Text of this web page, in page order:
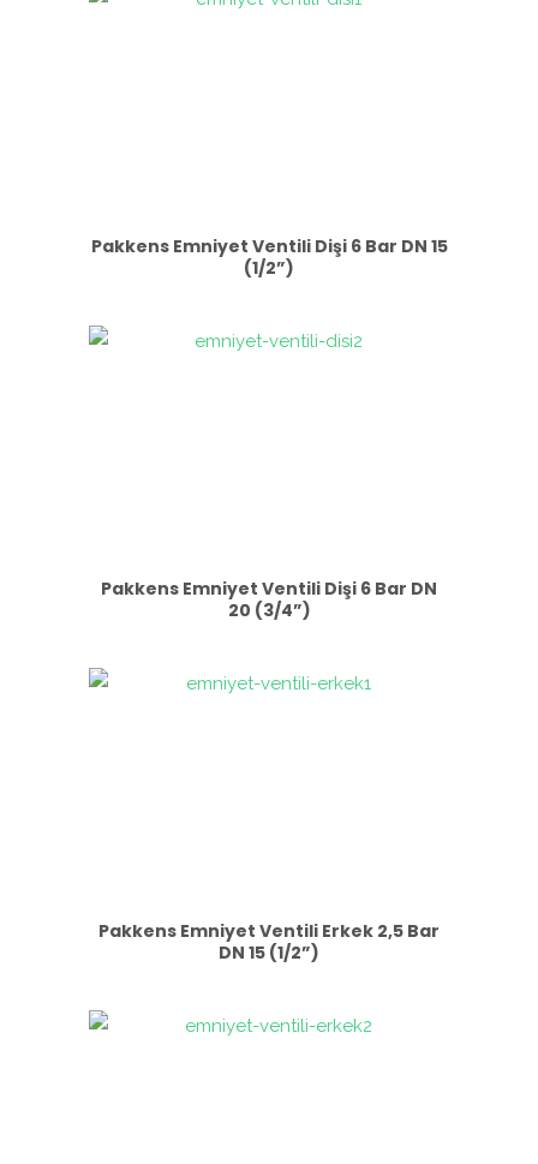
Pakkens Emniyet Ventili Dişi 6 Bar DN 15
(1/2”)
Pakkens Emniyet Ventili Dişi 6 Bar DN
20 (3/4”)
Pakkens Emniyet Ventili Erkek 2,5 Bar
DN 15 (1/2”)